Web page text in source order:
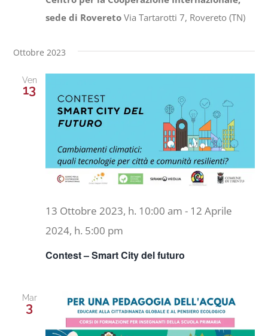
sede di RoveretoVia Tartarotti 7, Rovereto (TN)
Ottobre 2023
Ven
13
Contest – Smart City del futuro
13 Ottobre 2023, h. 10:00 am - 12 Aprile
2024, h. 5:00 pm
Mar
3